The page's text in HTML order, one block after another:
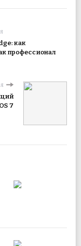
как
профессионал
7